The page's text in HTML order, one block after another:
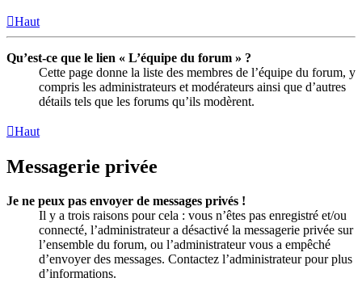
Haut
Qu’est-ce que le lien « L’équipe du forum » ?
Cette page donne la liste des membres de l’équipe du forum, y
compris les administrateurs et modérateurs ainsi que d’autres
détails tels que les forums qu’ils modèrent.
Haut
Messagerie privée
Je ne peux pas envoyer de messages privés !
Il y a trois raisons pour cela : vous n’êtes pas enregistré et/ou
connecté, l’administrateur a désactivé la messagerie privée sur
l’ensemble du forum, ou l’administrateur vous a empêché
d’envoyer des messages. Contactez l’administrateur pour plus
d’informations.